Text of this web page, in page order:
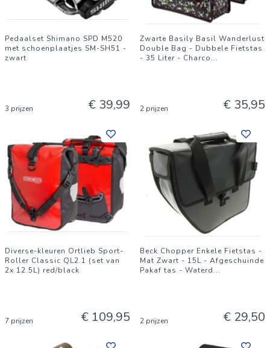
Pedaalset Shimano SPD M520
met schoenplaatjes SM-SH51 -
zwart
3 prijzen € 39,99
Zwarte Basily Basil Wanderlust
Double Bag - Dubbele Fietstas
- 35 Liter - Charco...
2 prijzen € 35,95
Diverse-kleuren Ortlieb Sport-
Roller Classic QL2.1 (set van
2x 12.5L) red/black
7 prijzen € 109,95
Beck Chopper Enkele Fietstas -
Mat Zwart - 15L - Afgeschuinde
Pakaf tas - Waterd...
2 prijzen € 29,50